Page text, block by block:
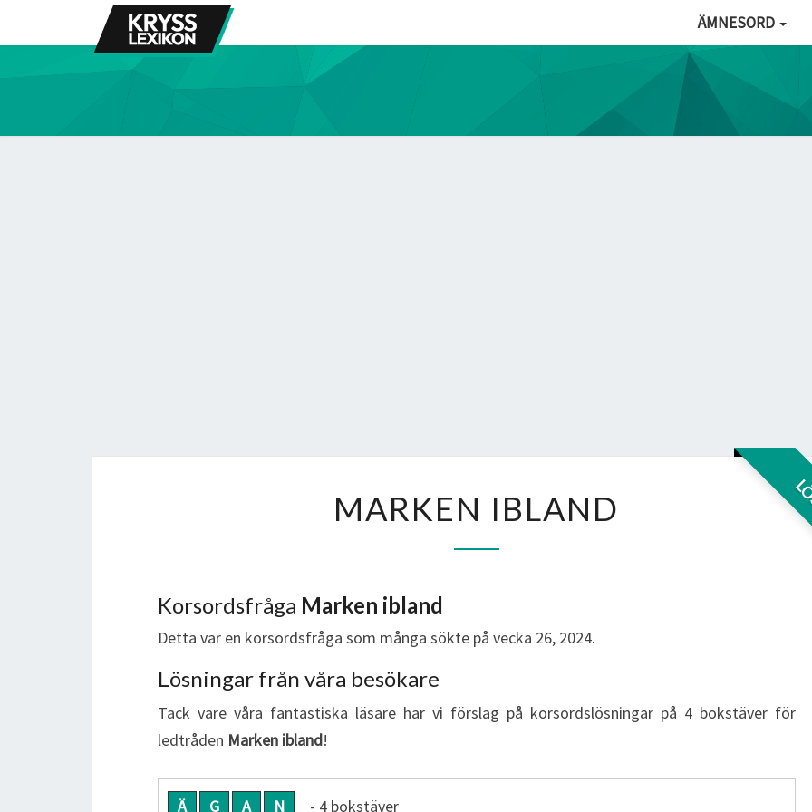
ÄMNESORD
IBLAND
MARKEN IBLAND
Korsordsfråga Marken ibland
Detta var en korsordsfråga som många sökte på vecka 26, 2024.
Lösningar från våra besökare
Tack vare våra fantastiska läsare har vi förslag på korsordslösningar på 4 bokstäver för
ledtråden Marken ibland!
Ä G A N - 4 bokstäver